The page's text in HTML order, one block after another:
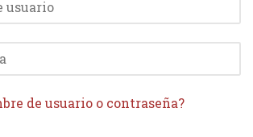
de usuario o contraseña?